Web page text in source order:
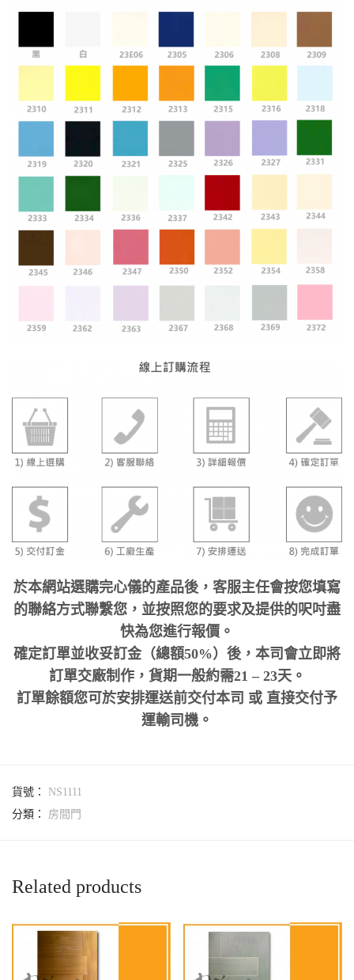
於本網站選購完心儀的產品後，客服主任會按您填寫
的聯絡方式聯繫您，並按照您的要求及提供的呎吋盡
快為您進行報價。
確定訂單並收妥訂金（總額50%）後，本司會立即將
訂單交廠制作，貨期一般約需21 – 23天。
訂單餘額您可於安排運送前交付本司 或 直接交付予
運輸司機。
貨號： NS1111
分類： 房間門
Related products